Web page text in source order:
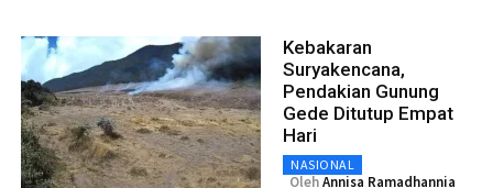
Kebakaran
Suryakencana,
Pendakian Gunung
Gede Ditutup Empat
Hari
NASIONAL
OlehAnnisa Ramadhannia